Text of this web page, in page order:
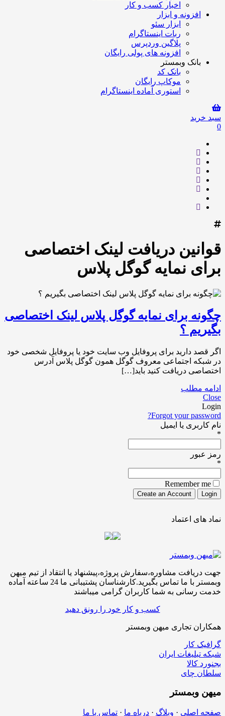
اخبار کسب و کار
افزونه و ابزار
ابزار سئو
ربات اینستاگرام
پلاگین وردپرس
افزونه های پولی رایگان
بانک وبمستر
بانک کد
موکاپ رایگان
استوری آماده اینستاگرام
سبد خرید
0
قوانین دریافت لینک اختصاصی
برای نمایه گوگل پلاس
چگونه برای نمایه گوگل پلاس لینک اختصاصی
بگیریم ؟
اگر قصد دارید برای پروفایل وب سایت خود یا پروفایل شخصی خود
در شبکه اجتماعی معروف گوگل همون گوگل پلاس آدرس
اختصاصی دریافت کنید باید[…]
ادامه مطلب
Close
Login
Forgot your password?
نام کاربری یا ایمیل
*
رمز عبور
*
Remember me
نماد های اعتماد
جهت دریافت مشاوره،سفارش پروژه،پیشنهاد یا انتقاد از تیم میهن
وبمستر با ما تماس بگیرید.کارشناسان پشتیبانی ما 24 ساعته آماده
خدمت رسانی به شما کاربران گرامی میباشند
کسب و کار خود را رونق دهید
همکاران تجاری میهن وبمستر
گرافیک کار
شبکه تبلیغات ایران
بجنورد کالا
سلطان چای
میهن وبمستر
صفحه اصلی · وبلاگ · درباه ما · تماس با ما